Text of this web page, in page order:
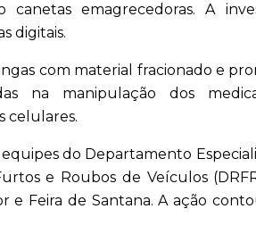
emagrecedoras. A
digitais.
com material fracionado e
na manipulação dos
celulares.
do Departamento
e Roubos de Veículos
e Feira de Santana. A ação